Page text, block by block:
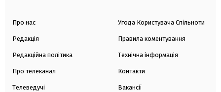
Про нас
Редакція
Редакційна політика
Про телеканал
Телеведучі
Угода Користувача Спільноти
Правила коментування
Технічна інформація
Контакти
Вакансії